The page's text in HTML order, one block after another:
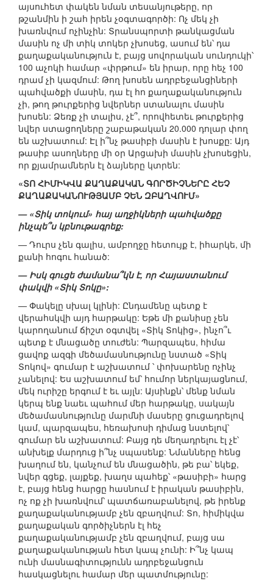
այսուհետ փակեն նման տեսանյութերը, որ
թշանմին ի շահ իրեն չօգտագործի: Ոչ մեկ չի
խառնվում ոչինչին: Տրանսպորտի թանկացման
մասին ոչ մի տիկ տոկեր չխոսեց, ասում են՝ դա
քաղաքականություն է, բայց սովորական սունդուկի՝
100 աչոկի համար «փրթում» են իրար, որը հեչ 100
դրամ չի կազմում: Թող խոսեն ադրբեջանցիների
պահվածքի մասին, դա էլ հո քաղաքականություն
չի, թող թուրքերից նվերներ ստանալու մասին
խոսեն: Ձեռք չի տալիս, չէ՞, որովհետեւ թուրքերից
նվեր ստացողները շաբաթական 20.000 դոլար փող
են աշխատում: Էլ ի՞նչ թասիբի մասին է խոսքը: Այդ
թասիբ ասողները մի օր Արցախի մասին չխոսեցին,
որ քյամրամներն էլ ձայները կտրեն:
«ՏՈ ՀԻՄԻԿՎԱ ՔԱՂԱՔԱԿԱՆ ԳՈՐԾԻՉՆԵՐԸ ՀԵՉ
ՔԱՂԱՔԱԿԱՆՈՒԹՅԱՄԲ ՉԵՆ ԶԲԱՂՎՈՒՄ»
— «Տիկ տոկում» հայ աղջիկների պահվածքը
ինչպե՞ս կբնութագրեք:
— Դուրս չեն գալիս, ամբողջը հետույք է, իհարկե, մի
քանի հոգու հանած:
— Իսկ գուցե ժամանա՞կն է, որ Հայաստանում
փակվի «Տիկ Տոկը»:
— Փակելը սխալ կլինի: Ընդամենը պետք է
վերահսկվի այդ հարթակը: Եթե մի քանիսը չեն
կարողանում ճիշտ օգտվել «Տիկ Տոկից», ինչո՞ւ
պետք է մնացածը տուժեն: Պարզապես, հիմա
ցավոք ազգի մեծամասնությունը նստած «Տիկ
Տոկով» գումար է աշխատում ՝ փոխարենը ոչինչ
չանելով: Ես աշխատում եմ՝ հումոր ներկայացնում,
մեկ ուրիշը երգում է եւ այլն: Այսինքն՝ մենք նման
կերպ ենք նաեւ պահում մեր հարթակը, սակայն
մեծամասնությունը մարմնի մասերը ցուցադրելով
կամ, պարզապես, հեռախոսի դիմաց նստելով՝
գումար են աշխատում: Բայց դե մեղադրելու էլ չէ՝
անխելք մարդուց ի՞նչ սպասենք: Նմանները հենց
խաղում են, կանչում են մնացածին, թե բա՝ եկեք,
նվեր գցեք, լայքեք, խաղս պահեք՝ «թասիբի» հարց
է, բայց հենց հարցը հասնում է իրական թասիբին,
ոչ ոք չի խառնվում՝ պատճառաբանելով, թե իրենք
քաղաքականությամբ չեն զբաղվում: Տո, հիմիկվա
քաղաքական գործիչներն էլ հեչ
քաղաքականությամբ չեն զբաղվում, բայց սա
քաղաքականության հետ կապ չունի: Ի՞նչ կապ
ունի մասնագիտությունն ադրբեջանցուն
հասկացնելու համար մեր պատմությունը: